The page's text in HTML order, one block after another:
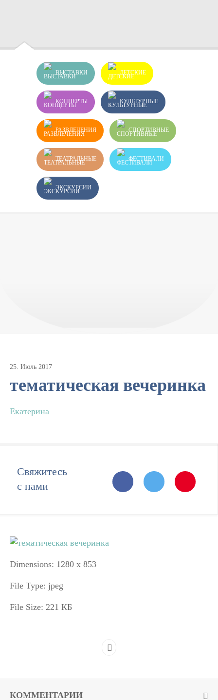
ВЫСТАВКИ ДЕТСКИЕ
КОНЦЕРТЫ КУЛЬТУРНЫЕ
РАЗВЛЕЧЕНИЯ СПОРТИВНЫЕ
ТЕАТРАЛЬНЫЕ ФЕСТИВАЛИ
ЭКСКУРСИИ
25. Июль 2017
тематическая вечеринка
Екатерина
Свяжитесь
с нами
Dimensions: 1280 x 853
File Type: jpeg
File Size: 221 КБ
КОММЕНТАРИИ